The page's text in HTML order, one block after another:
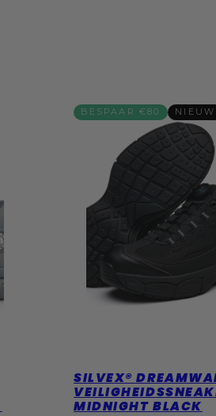
BESPAAR €80 NIEUW
SILVEX®
MIDNIGHT BLACK